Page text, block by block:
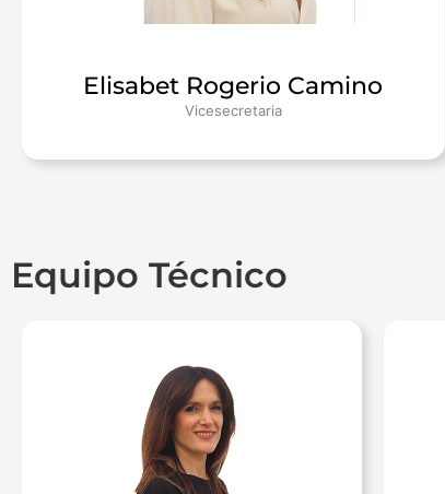
Elisabet Rogerio Camino
Vicesecretaria
Equipo Técnico